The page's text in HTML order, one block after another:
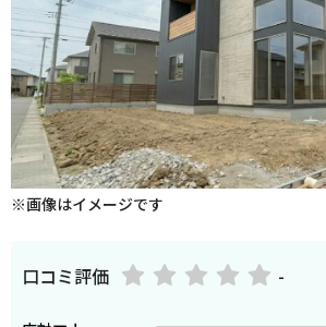
※画像はイメージです
口コミ評価 -